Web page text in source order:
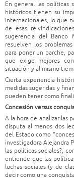
En general las políticas
históricos tienen su
internacionales, lo que
de esas
sugerencia del Banco
resuelven los
para poner un parche,
que exige mejores
situación y al mismo
Cierta experiencia
medidas sugeridas y
pueden tener como
Concesión versus
A la hora de analizar las
disputa al menos dos
del Estado como
investigadora Alejandra
las políticas sociales?,
entiende que las
luchas sociales (y de
decir como una